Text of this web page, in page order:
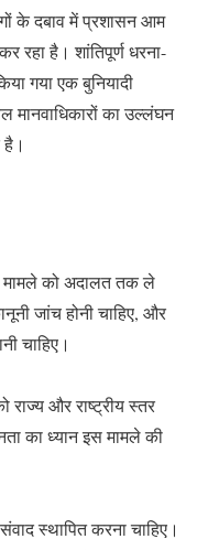
के दबाव में प्रशासन आम
रहा है। शांतिपूर्ण धरना-
गया एक बुनियादी
का उल्लंघन
मामले को अदालत तक ले
जांच होनी चाहिए, और
चाहिए।
और राष्ट्रीय स्तर
का ध्यान इस मामले की
स्थापित करना चाहिए।